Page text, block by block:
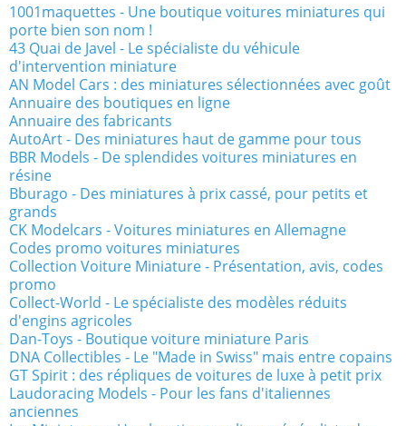
1001maquettes - Une boutique voitures miniatures qui
porte bien son nom !
43 Quai de Javel - Le spécialiste du véhicule
d'intervention miniature
AN Model Cars : des miniatures sélectionnées avec goût
Annuaire des boutiques en ligne
Annuaire des fabricants
AutoArt - Des miniatures haut de gamme pour tous
BBR Models - De splendides voitures miniatures en
résine
Bburago - Des miniatures à prix cassé, pour petits et
grands
CK Modelcars - Voitures miniatures en Allemagne
Codes promo voitures miniatures
Collection Voiture Miniature - Présentation, avis, codes
promo
Collect-World - Le spécialiste des modèles réduits
d'engins agricoles
Dan-Toys - Boutique voiture miniature Paris
DNA Collectibles - Le "Made in Swiss" mais entre copains
GT Spirit : des répliques de voitures de luxe à petit prix
Laudoracing Models - Pour les fans d'italiennes
anciennes